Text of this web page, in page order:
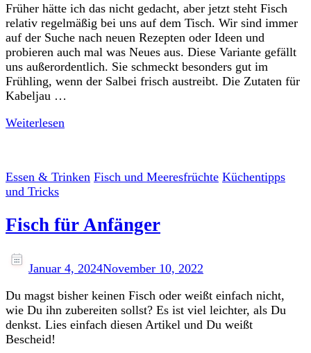
Früher hätte ich das nicht gedacht, aber jetzt steht Fisch
relativ regelmäßig bei uns auf dem Tisch. Wir sind immer
auf der Suche nach neuen Rezepten oder Ideen und
probieren auch mal was Neues aus. Diese Variante gefällt
uns außerordentlich. Sie schmeckt besonders gut im
Frühling, wenn der Salbei frisch austreibt. Die Zutaten für
Kabeljau …
Weiterlesen
Essen & Trinken Fisch und Meeresfrüchte Küchentipps
und Tricks
Fisch für Anfänger
Januar 4, 2024November 10, 2022
Du magst bisher keinen Fisch oder weißt einfach nicht,
wie Du ihn zubereiten sollst? Es ist viel leichter, als Du
denkst. Lies einfach diesen Artikel und Du weißt
Bescheid!